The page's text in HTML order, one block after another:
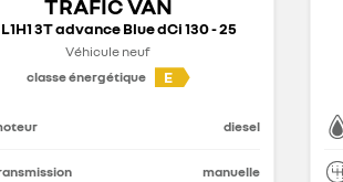
TRAFIC VAN
L1H1 3T advance Blue dCi 130 - 25
Véhicule neuf
classe énergétique
E
diesel
manuelle